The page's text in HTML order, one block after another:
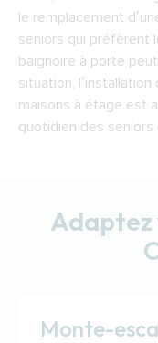
le remplacement
seniors qui préfèrent
baignoire à porte
situation,
maisons à étage est
quotidien des
Monte-